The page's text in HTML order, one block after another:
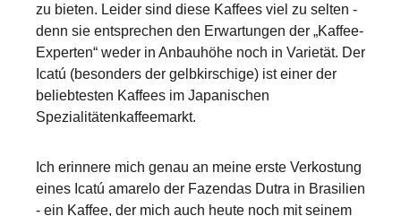
zu bieten. Leider sind diese Kaffees viel zu selten -
denn sie entsprechen den Erwartungen der „Kaffee-
Experten“ weder in Anbauhöhe noch in Varietät. Der
Icatú (besonders der gelbkirschige) ist einer der
beliebtesten Kaffees im Japanischen
Spezialitätenkaffeemarkt.
Ich erinnere mich genau an meine erste Verkostung
eines Icatú amarelo der Fazendas Dutra in Brasilien
- ein Kaffee, der mich auch heute noch mit seinem